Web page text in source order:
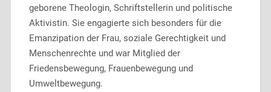
geborene Theologin, Schriftstellerin und politische
Aktivistin. Sie engagierte sich besonders für die
Emanzipation der Frau, soziale Gerechtigkeit und
Menschenrechte und war Mitglied der
Friedensbewegung, Frauenbewegung und
Umweltbewegung.